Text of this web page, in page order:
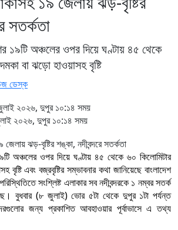
সতর্কতা
১৯টি অঞ্চলের ওপর দিয়ে ঘণ্টায় ৪৫ থেকে
বা ঝড়ো হাওয়াসহ বৃষ্টি
ডেস্ক
২০২৬, দুপুর ১০:১৪ সময়
২০২৬, দুপুর ১০:১৪ সময়
অঞ্চলের ওপর দিয়ে ঘণ্টায় ৪৫ থেকে ৬০ কিলোমিটার
বৃষ্টি এবং বজ্রবৃষ্টির সম্ভাবনার কথা জানিয়েছে বাংলাদেশ
সংশ্লিষ্ট এলাকার সব নদীবন্দরকে ১ নম্বর সতর্ক
বুধবার (৮ জুলাই) ভোর ৫টা থেকে দুপুর ১টা পর্যন্ত
জন্য প্রকাশিত আবহাওয়ার পূর্বাভাসে এ তথ্য